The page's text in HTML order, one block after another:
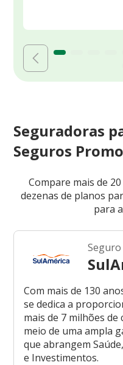
Seguradoras
Seguros
Compare mais de
dezenas de planos
para
Com mais de 130
se dedica a
mais de 7 milhões
meio de uma ampla
que abrangem
e Investimentos.